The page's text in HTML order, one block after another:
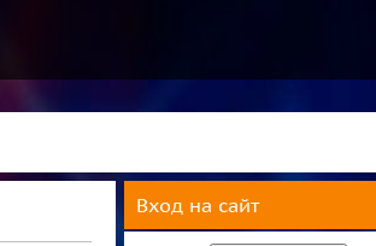
Вход на сайт